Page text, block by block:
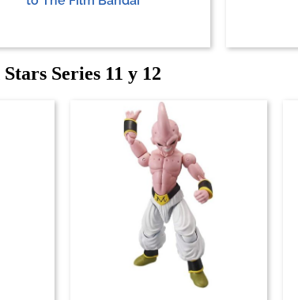
Series 11 y 12